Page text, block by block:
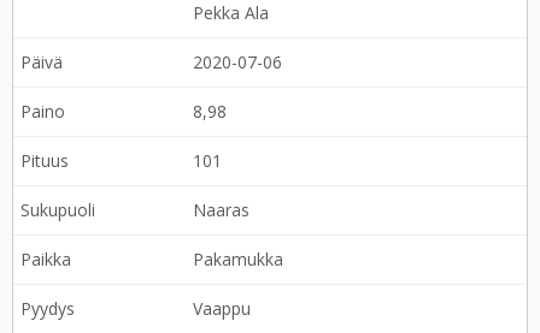
Pekka Ala
2020-07-06
8,98
101
Naaras
Pakamukka
Vaappu